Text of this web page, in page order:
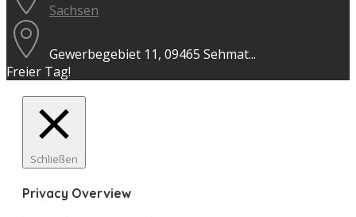
Sachsen
Gewerbegebiet 11, 09465 Sehmat...
Freier Tag!
Schließen
Privacy Overview